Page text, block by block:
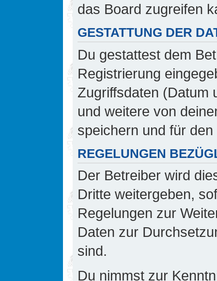
das Board zugreifen
GESTATTUNG DER
Du gestattest dem
Registrierung
Zugriffsdaten (Datum
und weitere von
speichern und für
REGELUNGEN
Der Betreiber wird
Dritte weitergeben,
Regelungen zur
Daten zur
sind.
Du nimmst zur